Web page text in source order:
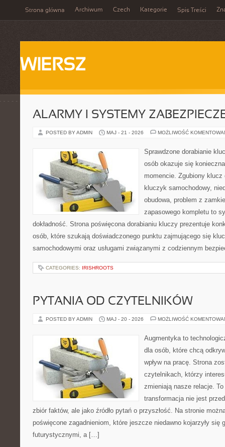
Strona główna Archiwum Czech Kategorie Spis Treści
WIERSZ
ALARMY I SYSTEMY
POSTED BY ADMIN MAJ - 21 - 2026 MOŻLIWOŚĆ
Sprawdzone dorabianie
osób okazuje się
momencie. Zgubiony
kluczyk samochodowy,
obudowa, problem z
zapasowego kompletu to
dokładność. Strona poświęcona dorabianiu kluczy prezentuje
osób, które szukają doświadczonego punktu zajmującego się
samochodowymi oraz usługami związanymi z codziennym
CATEGORIES: IRISHROOTS
PYTANIA OD CZYTELNIKÓW
POSTED BY ADMIN MAJ - 20 - 2026 MOŻLIWOŚĆ
Augmentyka to
dla osób, które chcą
wpływ na pracę. Strona
czytelnikach, którzy
zmieniają nasze relacje.
transformacja nie jest
zbiór faktów, ale jako źródło pytań o przyszłość. Na stronie
poświęcone zagadnieniom, które jeszcze niedawno kojarzyły się
futurystycznymi, a […]